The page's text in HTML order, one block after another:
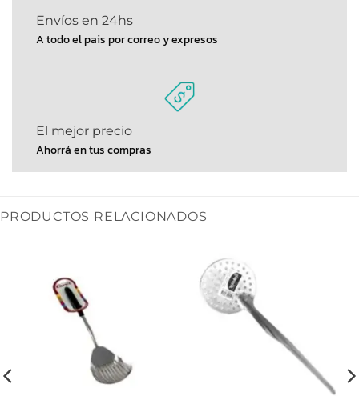
Envíos en 24hs
A todo el pais por correo y expresos
El mejor precio
Ahorrá en tus compras
PRODUCTOS RELACIONADOS